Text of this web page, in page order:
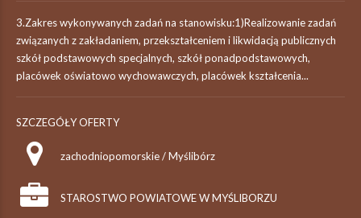
3.Zakres wykonywanych zadań na stanowisku:1)Realizowanie zadań
związanych z zakładaniem, przekształceniem i likwidacją publicznych
szkół podstawowych specjalnych, szkół ponadpodstawowych,
placówek oświatowo wychowawczych, placówek kształcenia...
SZCZEGÓŁY OFERTY
zachodniopomorskie / Myślibórz
STAROSTWO POWIATOWE W MYŚLIBORZU